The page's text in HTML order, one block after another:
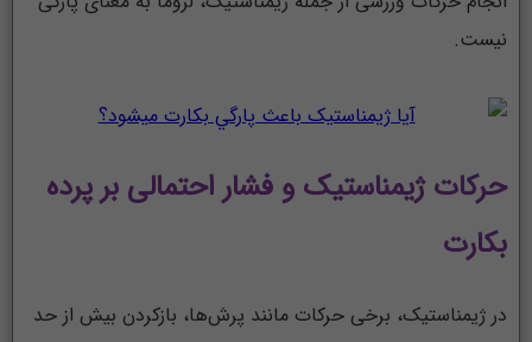
نیست.
حرکات ژیمناستیک و فشار احتمالی بر پرده
بکارت
در ژیمناستیک، برخی حرکات مانند پرش‌ها، بازکردن بیش از حد